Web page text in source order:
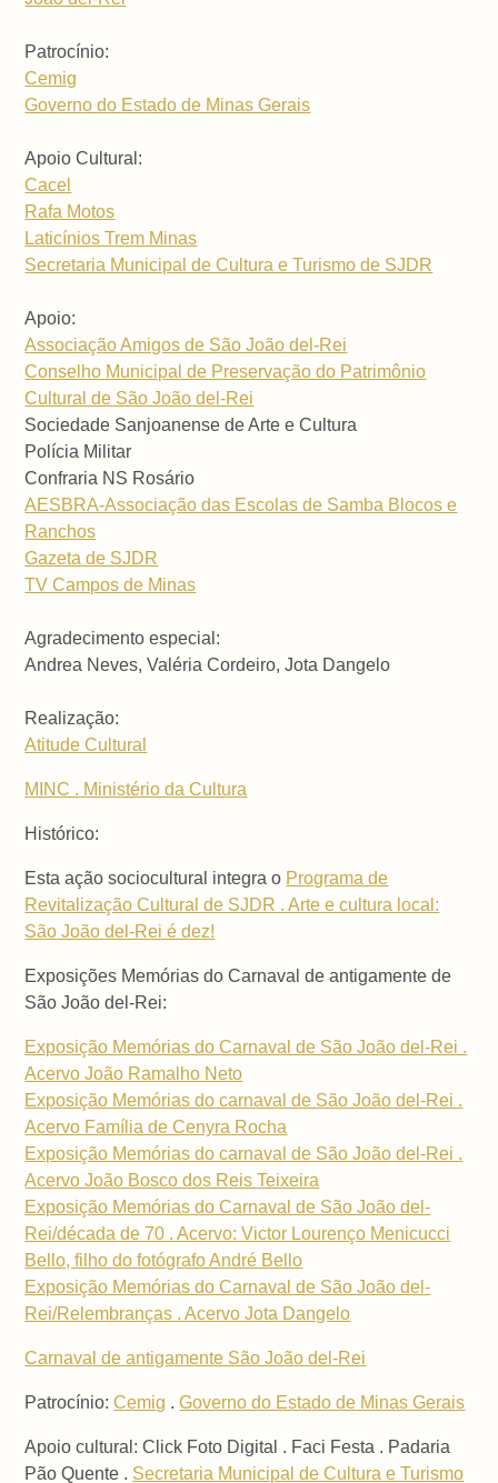
Patrocínio:
Cemig
Governo do Estado de Minas Gerais
Apoio Cultural:
Cacel
Rafa Motos
Laticínios Trem Minas
Secretaria Municipal de Cultura e Turismo de SJDR
Apoio:
Associação Amigos de São João del-Rei
Conselho Municipal de Preservação do Patrimônio
Cultural de São João del-Rei
Sociedade Sanjoanense de Arte e Cultura
Polícia Militar
Confraria NS Rosário
AESBRA-Associação das Escolas de Samba Blocos e
Ranchos
Gazeta de SJDR
TV Campos de Minas
Agradecimento especial:
Andrea Neves, Valéria Cordeiro, Jota Dangelo
Realização:
Atitude Cultural
MINC . Ministério da Cultura
Histórico:
Esta ação sociocultural integra o Programa de
Revitalização Cultural de SJDR . Arte e cultura local:
São João del-Rei é dez!
Exposições Memórias do Carnaval de antigamente de
São João del-Rei:
Exposição Memórias do Carnaval de São João del-Rei .
Acervo João Ramalho Neto
Exposição Memórias do carnaval de São João del-Rei .
Acervo Família de Cenyra Rocha
Exposição Memórias do carnaval de São João del-Rei .
Acervo João Bosco dos Reis Teixeira
Exposição Memórias do Carnaval de São João del-
Rei/década de 70 . Acervo: Victor Lourenço Menicucci
Bello, filho do fotógrafo André Bello
Exposição Memórias do Carnaval de São João del-
Rei/Relembranças . Acervo Jota Dangelo
Carnaval de antigamente São João del-Rei
Patrocínio:Cemig .Governo do Estado de Minas Gerais
Apoio cultural: Click Foto Digital . Faci Festa . Padaria
Pão Quente . Secretaria Municipal de Cultura e Turismo